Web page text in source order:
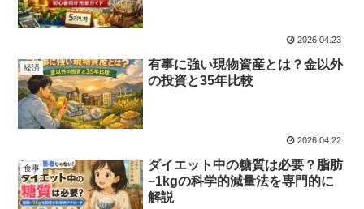
2026.04.23
経済
有事に強い現物資産とは？金以外
の投資と35年比較
2026.04.22
食事
ダイエット中の糖質は必要？脂肪
−1kgの科学的減量法を専門的に
解説